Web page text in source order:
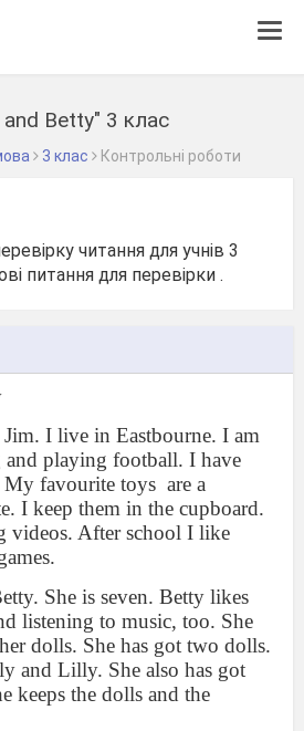
Betty" 3 клас
3 клас Контрольні роботи
читання для учнів 3
питання для перевірки .
I live in Eastbourne. I am
playing football. I have
favourite toys are a
I keep them in the cupboard.
videos. After school I like
She is seven. Betty likes
listening to music, too. She
dolls. She has got two dolls.
and Lilly. She also has got
keeps the dolls and the